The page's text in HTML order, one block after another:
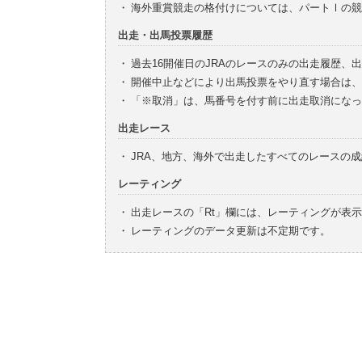
・ 海外重賞競走の格付けについては、パートⅠの
出走・出馬投票履歴
・ 過去16開催日のJRAのレースのみの出走履歴、
・ 開催中止などにより出馬投票をやり直す場合は
・
「※取消」は、馬番号を付す前に出走取消にな
出走レース
・ JRA、地方、海外で出走したすべてのレースの
レーティング
・ 出走レースの「Rt」欄には、レーティングが表
・
レーティングのデータ更新は不定期です。